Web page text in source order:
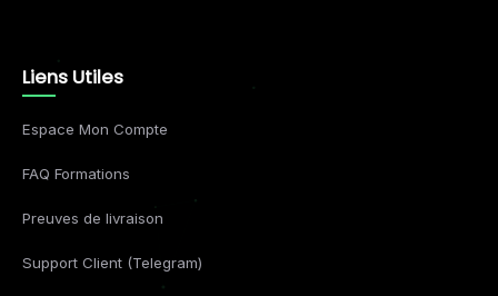
Liens Utiles
Espace Mon Compte
FAQ Formations
Preuves de livraison
Support Client (Telegram)